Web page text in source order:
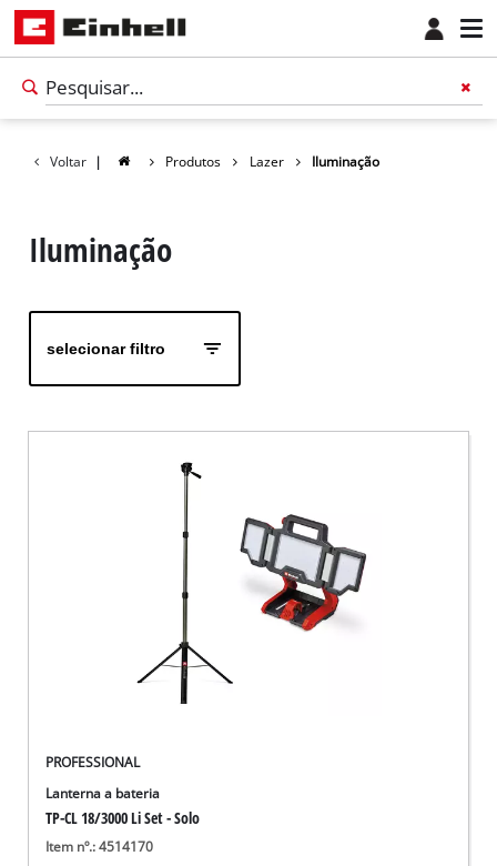
Voltar | Produtos Lazer Iluminação
Iluminação
selecionar filtro
PROFESSIONAL
Lanterna a bateria
TP-CL 18/3000 Li Set - Solo
Item nº.: 4514170